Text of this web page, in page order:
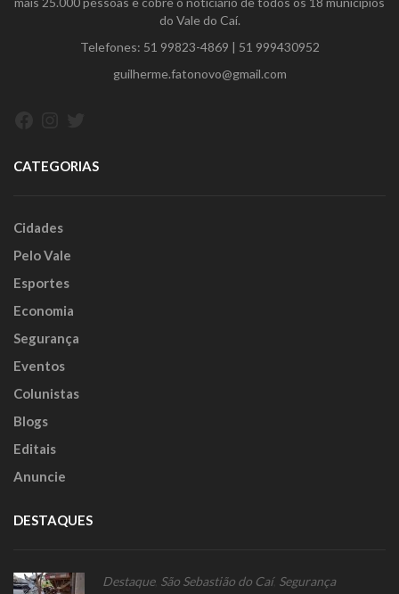
do Vale do Caí.
Telefones: 51 99823-4869 | 51 999430952
guilherme.fatonovo@gmail.com
CATEGORIAS
Cidades
Pelo Vale
Esportes
Economia
Segurança
Eventos
Colunistas
Blogs
Editais
Anuncie
DESTAQUES
Destaque, São Sebastião do Caí, Segurança